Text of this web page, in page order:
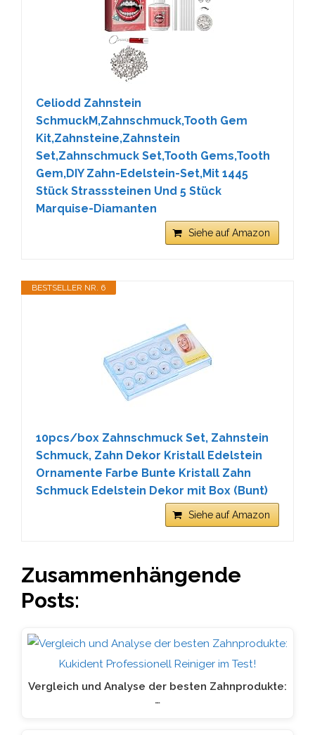
Celiodd Zahnstein
SchmuckM,Zahnschmuck,Tooth Gem
Kit,Zahnsteine,Zahnstein
Set,Zahnschmuck Set,Tooth Gems,Tooth
Gem,DIY Zahn-Edelstein-Set,Mit 1445
Stück Strasssteinen Und 5 Stück
Marquise-Diamanten
Siehe auf Amazon
BESTSELLER NR. 6
10pcs/box Zahnschmuck Set, Zahnstein
Schmuck, Zahn Dekor Kristall Edelstein
Ornamente Farbe Bunte Kristall Zahn
Schmuck Edelstein Dekor mit Box (Bunt)
Siehe auf Amazon
Zusammenhängende
Posts:
Vergleich und Analyse der besten Zahnprodukte:
…